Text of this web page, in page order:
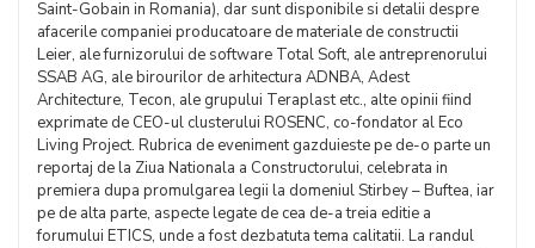
Saint-Gobain in Romania), dar sunt disponibile si detalii despre
afacerile companiei producatoare de materiale de constructii
Leier, ale furnizorului de software Total Soft, ale antreprenorului
SSAB AG, ale birourilor de arhitectura ADNBA, Adest
Architecture, Tecon, ale grupului Teraplast etc., alte opinii fiind
exprimate de CEO-ul clusterului ROSENC, co-fondator al Eco
Living Project. Rubrica de eveniment gazduieste pe de-o parte un
reportaj de la Ziua Nationala a Constructorului, celebrata in
premiera dupa promulgarea legii la domeniul Stirbey – Buftea, iar
pe de alta parte, aspecte legate de cea de-a treia editie a
forumului ETICS, unde a fost dezbatuta tema calitatii. La randul